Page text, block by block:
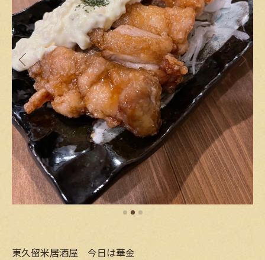
東久留米居酒屋 今日は華金